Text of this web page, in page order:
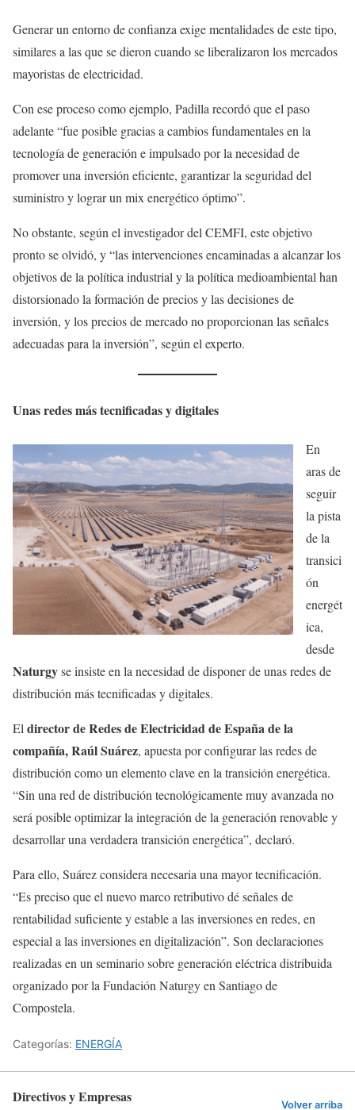
Generar un entorno de confianza exige mentalidades de este tipo,
similares a las que se dieron cuando se liberalizaron los mercados
mayoristas de electricidad.
Con ese proceso como ejemplo, Padilla recordó que el paso
adelante “fue posible gracias a cambios fundamentales en la
tecnología de generación e impulsado por la necesidad de
promover una inversión eficiente, garantizar la seguridad del
suministro y lograr un mix energético óptimo”.
No obstante, según el investigador del CEMFI, este objetivo
pronto se olvidó, y “las intervenciones encaminadas a alcanzar los
objetivos de la política industrial y la política medioambiental han
distorsionado la formación de precios y las decisiones de
inversión, y los precios de mercado no proporcionan las señales
adecuadas para la inversión”, según el experto.
Unas redes más tecnificadas y digitales
En
aras de
seguir
la pista
de la
transici
ón
energét
ica,
desde
Naturgyse insiste en la necesidad de disponer de unas redes de
distribución más tecnificadas y digitales.
El director de Redes de Electricidad de España de la
compañía, Raúl Suárez, apuesta por configurar las redes de
distribución como un elemento clave en la transición energética.
“Sin una red de distribución tecnológicamente muy avanzada no
será posible optimizar la integración de la generación renovable y
desarrollar una verdadera transición energética”, declaró.
Para ello, Suárez considera necesaria una mayor tecnificación.
“Es preciso que el nuevo marco retributivo dé señales de
rentabilidad suficiente y estable a las inversiones en redes, en
especial a las inversiones en digitalización”. Son declaraciones
realizadas en un seminario sobre generación eléctrica distribuida
organizado por la Fundación Naturgy en Santiago de
Compostela.
Categorías: ENERGÍA
Directivos y Empresas Volver arriba